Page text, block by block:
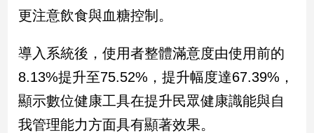
觀
點
娛
樂
娛
更注意飲食與血糖控制。
導入系統後，使用者整體滿意度由使用前的
8.13%提升至75.52%，提升幅度達67.39%，
顯示數位健康工具在提升民眾健康識能與自
我管理能力方面具有顯著效果。